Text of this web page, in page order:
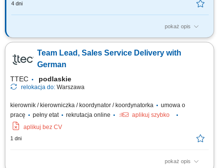
4 dni
pokaż opis
Twój zakres obowiązków: budowanie własnego biznesu opartego o
Finansowego, rekrutacja i wdrażanie nowych Konsultantów w Twoim
zespole, rozwijanie wiedzy produktowej i umiejętności sprzedażowych
Team Lead, Sales Service Delivery with
German
TTEC podlaskie
relokacja do: Warszawa
kierownik / kierowniczka / koordynator / koordynatorka
umowa o
pracę
pełny etat rekrutacja online
aplikuj szybko
aplikuj bez CV
1 dni
pokaż opis